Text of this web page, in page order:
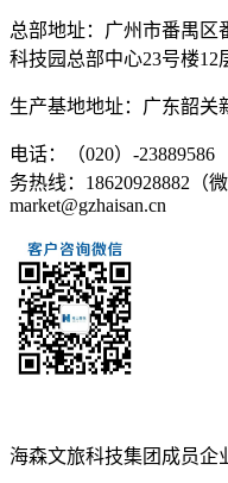
总部地址：广州市番禺区
科技园总部中心23号楼12
生产基地地址：广东韶关
电话：（020）-
务热线：18620928882（
market@gzhaisan.cn
海森文旅科技集团成员企